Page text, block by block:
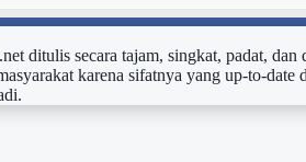
ditulis secara tajam, singkat, padat,
karena sifatnya yang up-to-